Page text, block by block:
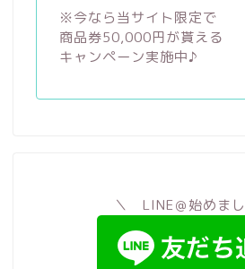
※今なら当サイト限定で
商品券50,000円が貰える
キャンペーン実施中♪
＼ LINE＠始めま